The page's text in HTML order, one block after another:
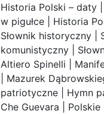
Historia Polski – daty
w pigułce
Historia
Słownik historyczny
komunistyczny
Altiero Spinelli
Mazurek
patriotyczne
Hymn
Che Guevara
Polskie